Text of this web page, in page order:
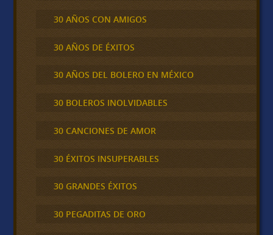
30 AÑOS CON AMIGOS
30 AÑOS DE ÉXITOS
30 AÑOS DEL BOLERO EN MÉXICO
30 BOLEROS INOLVIDABLES
30 CANCIONES DE AMOR
30 ÉXITOS INSUPERABLES
30 GRANDES ÉXITOS
30 PEGADITAS DE ORO